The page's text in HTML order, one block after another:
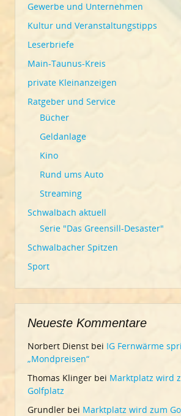
Gewerbe und Unternehmen
Kultur und Veranstaltungstipps
Leserbriefe
Main-Taunus-Kreis
private Kleinanzeigen
Ratgeber und Service
Bücher
Geldanlage
Kino
Rund ums Auto
Streaming
Schwalbach aktuell
Serie "Das Greensill-Desaster"
Schwalbacher Spitzen
Sport
Neueste Kommentare
Norbert Dienst bei IG Fernwärme
„Mondpreisen“
Thomas Klinger bei Marktplatz wird
Golfplatz
Grundler bei Marktplatz wird zum